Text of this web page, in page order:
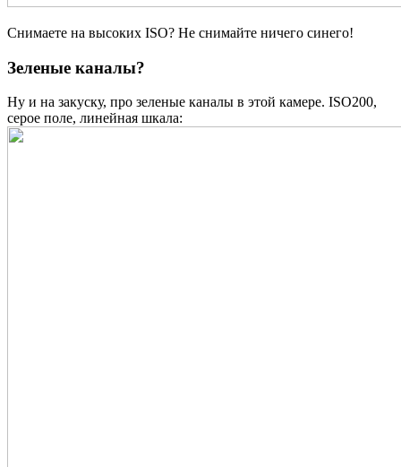
Снимаете на высоких ISO? Не снимайте ничего синего!
Зеленые каналы?
Ну и на закуску, про зеленые каналы в этой камере. ISO200,
cерое поле, линейная шкала: